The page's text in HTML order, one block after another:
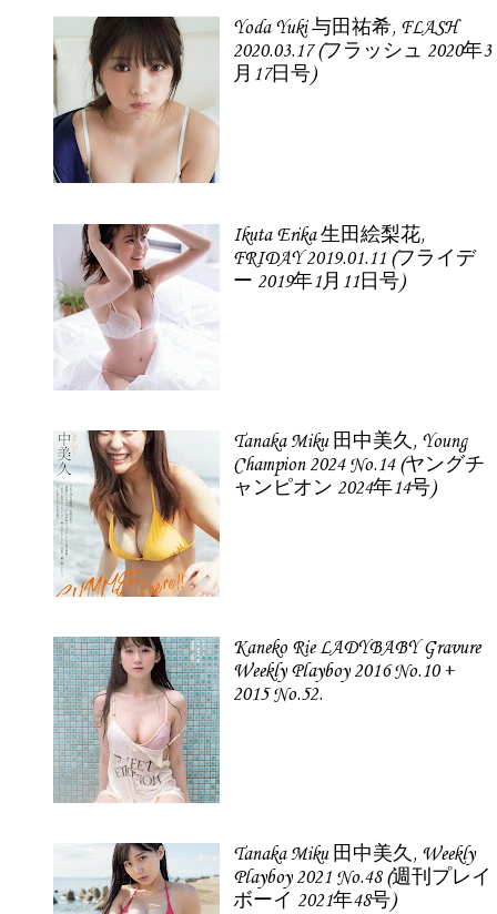
Yoda Yuki 与田祐希, FLASH
2020.03.17 (フラッシュ 2020年3
月17日号)
Ikuta Erika 生田絵梨花,
FRIDAY 2019.01.11 (フライデ
ー 2019年1月11日号)
Tanaka Miku 田中美久, Young
Champion 2024 No.14 (ヤングチ
ャンピオン 2024年14号)
Kaneko Rie LADYBABY Gravure
Weekly Playboy 2016 No.10 +
2015 No.52.
Tanaka Miku 田中美久, Weekly
Playboy 2021 No.48 (週刊プレイ
ボーイ 2021年48号)